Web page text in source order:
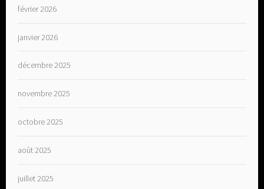
février 2026
janvier 2026
décembre 2025
novembre 2025
octobre 2025
août 2025
juillet 2025